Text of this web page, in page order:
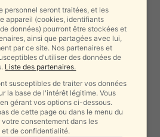
- 10 mars 2026
égyptienne : critiques
contre le Shin Bet
la...
- 27 février 2026
d’armes depuis la Syrie :
hommes arrêtés à Tel-
personnel seront traitées, et les
appareil (cookies, identifiants
données) pourront être stockées et
ainsi que partagées avec lui,
par ce site. Nos partenaires et
d'utiliser des données de
Liste des partenaires.
susceptibles de traiter vos données
la base de l'intérêt légitime. Vous
gérant vos options ci-dessous.
de cette page ou dans le menu du
consentement dans les
de confidentialité.